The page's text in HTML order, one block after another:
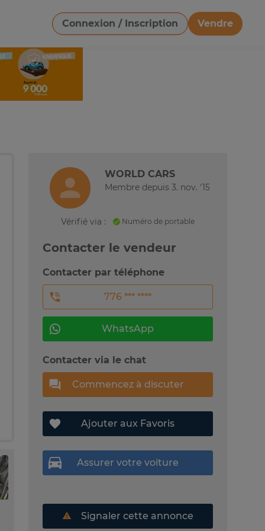
Connexion / Inscription
Vendre
Télécharger une image
WORLD CARS
Membre depuis 3. nov. '15
Vérifié via : Numéro de portable
Contacter le vendeur
Contacter par téléphone
776 *** ****
WhatsApp
Contacter via le chat
Commencez à discuter
Ajouter aux Favoris
Assurer votre voiture
Signaler cette annonce